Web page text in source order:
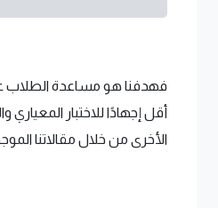
فهدفنا هو مساعدة الطلاب
أقل إجهادًا للاختبار المعياري
الأخرى من خلال مقالاتنا